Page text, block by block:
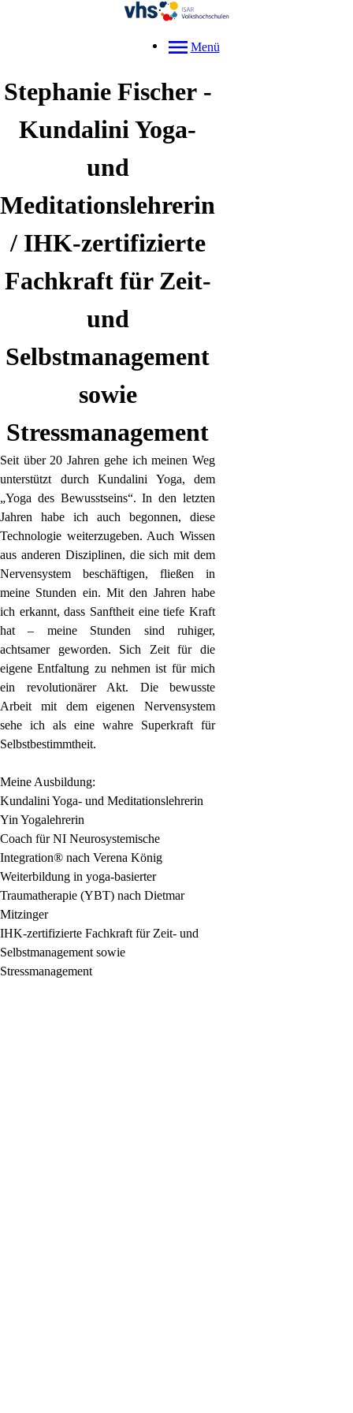
Menü
Stephanie Fischer-
Kundalini Yoga-
und
Meditationslehrerin
/ IHK-zertifizierte
Fachkraft für Zeit-
und
Selbstmanagement
sowie
Stressmanagement
Seit über 20 Jahren gehe ich meinen Weg
unterstützt durch Kundalini Yoga, dem
„Yoga des Bewusstseins“. In den letzten
Jahren habe ich auch begonnen, diese
Technologie weiterzugeben. Auch Wissen
aus anderen Disziplinen, die sich mit dem
Nervensystem beschäftigen, fließen in
meine Stunden ein. Mit den Jahren habe
ich erkannt, dass Sanftheit eine tiefe Kraft
hat – meine Stunden sind ruhiger,
achtsamer geworden. Sich Zeit für die
eigene Entfaltung zu nehmen ist für mich
ein revolutionärer Akt. Die bewusste
Arbeit mit dem eigenen Nervensystem
sehe ich als eine wahre Superkraft für
Selbstbestimmtheit.
Meine Ausbildung:
Kundalini Yoga- und Meditationslehrerin
Yin Yogalehrerin
Coach für NI Neurosystemische
Integration® nach Verena König
Weiterbildung in yoga-basierter
Traumatherapie (YBT) nach Dietmar
Mitzinger
IHK-zertifizierte Fachkraft für Zeit- und
Selbstmanagement sowie
Stressmanagement